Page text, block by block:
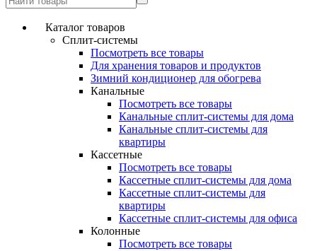
Каталог товаров
Сплит-системы
Посмотреть все товары
Для хранения товаров и продуктов
Зимний кондиционер для обогрева
Канальные
Посмотреть все товары
Канальные сплит-системы для дома
Канальные сплит-системы для
квартиры
Кассетные
Посмотреть все товары
Кассетные сплит-системы для дома
Кассетные сплит-системы для
квартиры
Кассетные сплит-системы для офиса
Колонные
Посмотреть все товары